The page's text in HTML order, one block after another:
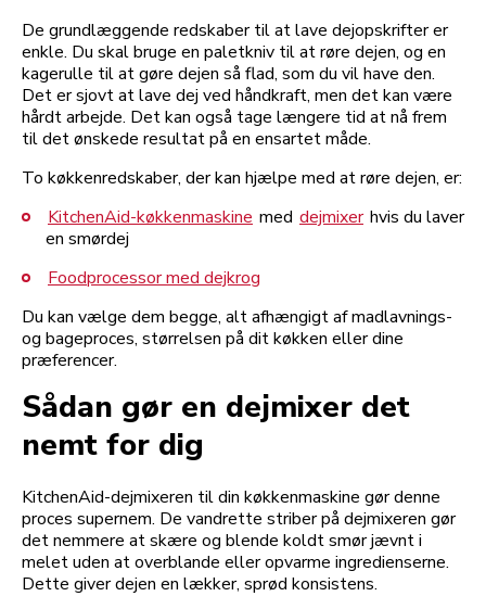
De grundlæggende redskaber til at lave dejopskrifter er
enkle. Du skal bruge en paletkniv til at røre dejen, og en
kagerulle til at gøre dejen så flad, som du vil have den.
Det er sjovt at lave dej ved håndkraft, men det kan være
hårdt arbejde. Det kan også tage længere tid at nå frem
til det ønskede resultat på en ensartet måde.
To køkkenredskaber, der kan hjælpe med at røre dejen, er:
KitchenAid-køkkenmaskine med dejmixer hvis du laver
en smørdej
Foodprocessor med dejkrog
Du kan vælge dem begge, alt afhængigt af madlavnings-
og bageproces, størrelsen på dit køkken eller dine
præferencer.
Sådan gør en dejmixer det
nemt for dig
KitchenAid-dejmixeren til din køkkenmaskine gør denne
proces supernem. De vandrette striber på dejmixeren gør
det nemmere at skære og blende koldt smør jævnt i
melet uden at overblande eller opvarme ingredienserne.
Dette giver dejen en lækker, sprød konsistens.